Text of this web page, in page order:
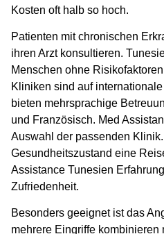
Kosten oft halb so hoch.
Patienten mit chronischen
ihren Arzt konsultieren.
Menschen ohne
Kliniken sind auf
bieten mehrsprachige
und Französisch. Med
Auswahl der passenden
Gesundheitszustand eine
Assistance Tunesien
Zufriedenheit.
Besonders geeignet ist das
mehrere Eingriffe